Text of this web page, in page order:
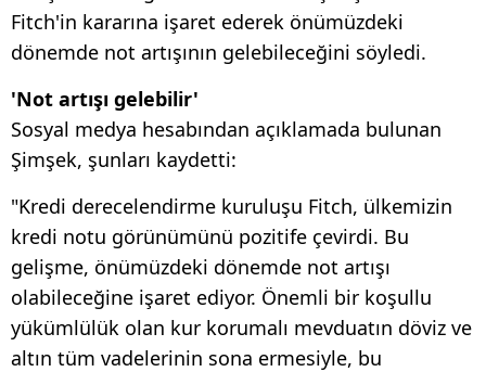
Fitch'in kararına işaret ederek önümüzdeki
dönemde not artışının gelebileceğini söyledi.
'Not artışı gelebilir'
Sosyal medya hesabından açıklamada bulunan
Şimşek, şunları kaydetti:
"Kredi derecelendirme kuruluşu Fitch, ülkemizin
kredi notu görünümünü pozitife çevirdi. Bu
gelişme, önümüzdeki dönemde not artışı
olabileceğine işaret ediyor. Önemli bir koşullu
yükümlülük olan kur korumalı mevduatın döviz ve
altın tüm vadelerinin sona ermesiyle, bu